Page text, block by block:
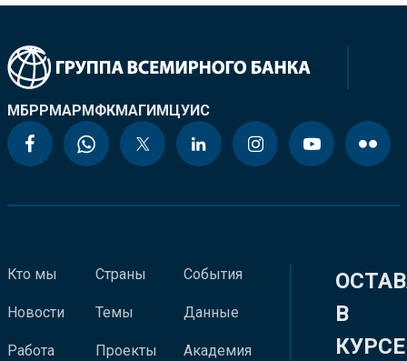
МБРРМАРМФКМАГИМЦУИС
Кто мы
Новости
Работа
Страны
Темы
Проекты
События
Данные
Академия
В
КУРСЕ